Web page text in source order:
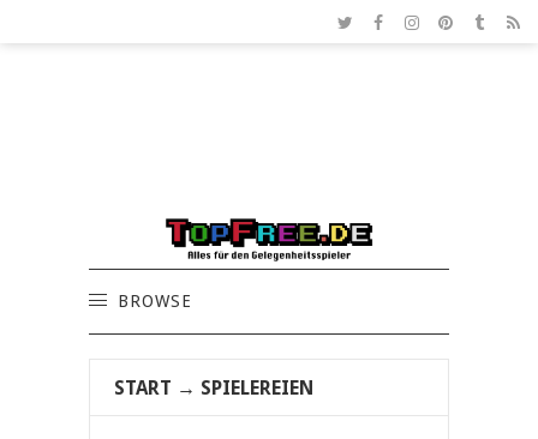
BROWSE
START → SPIELEREIEN